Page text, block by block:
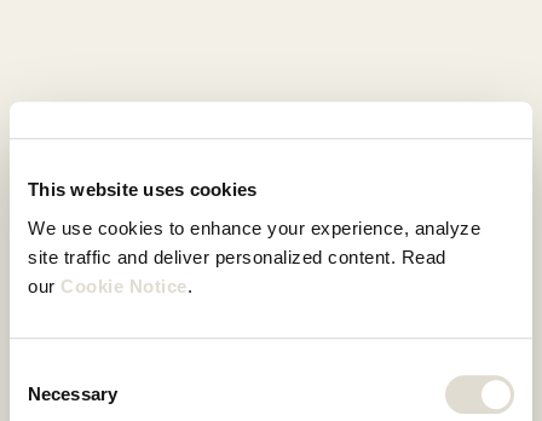
This website uses cookies
We use cookies to enhance your experience, analyze
site traffic and deliver personalized content. Read
our Cookie Notice.
Selection
Necessary
Start je gratis proefperiode